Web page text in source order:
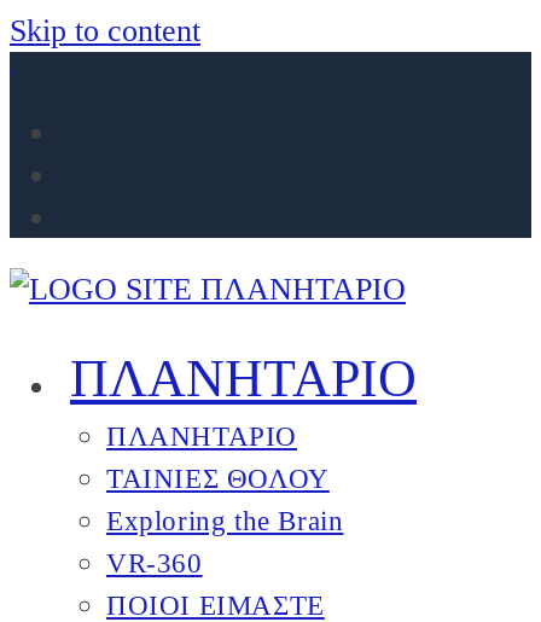
Skip to content
. .
ΠΛΑΝΗΤΑΡΙΟ
ΠΛΑΝΗΤΑΡΙΟ
ΤΑΙΝΙΕΣ ΘΟΛΟΥ
Exploring the Brain
VR-360
ΠΟΙΟΙ ΕΙΜΑΣΤΕ